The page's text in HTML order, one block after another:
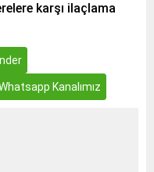
karşı ilaçlama
Kanalımız